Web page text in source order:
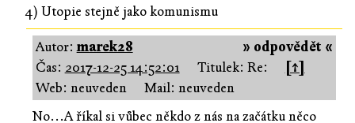
4) Utopie stejně jako komunismu
» odpovědět «
Autor:marek28
Čas: 2017-12-25 14:52:01 Titulek: Re:
[↑]
Web: neuveden
Mail: neuveden
No...A říkal si vůbec někdo z nás na začátku něco